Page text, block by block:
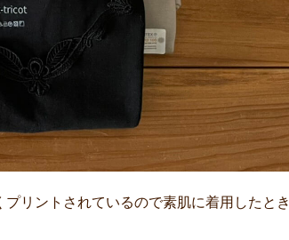
リントされているので素肌に着用したとき